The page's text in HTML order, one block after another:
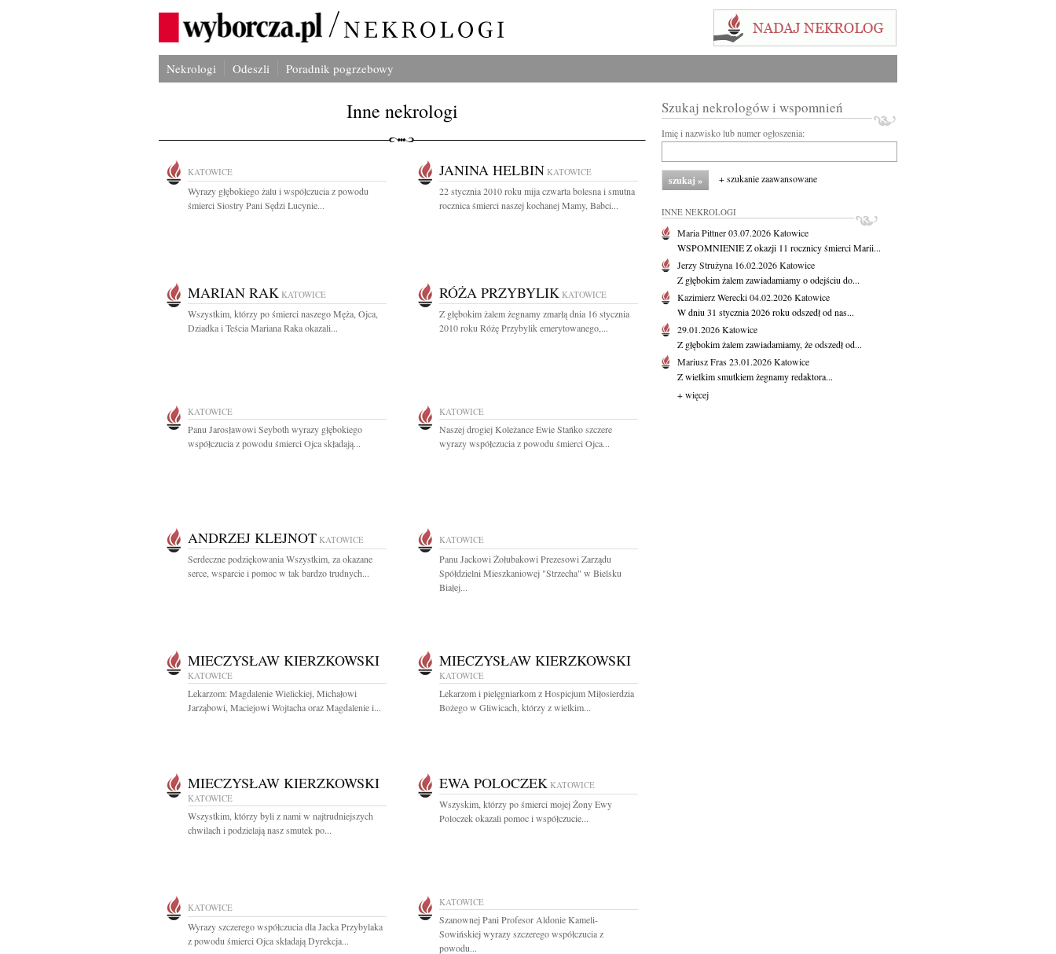
Nekrologi Odeszli Poradnik pogrzebowy
Inne nekrologi
KATOWICE
Wyrazy głębokiego żalu i współczucia z powodu
śmierci Siostry Pani Sędzi Lucynie...
JANINA HELBIN KATOWICE
22 stycznia 2010 roku mija czwarta bolesna i smutna
rocznica śmierci naszej kochanej Mamy, Babci...
MARIAN RAK KATOWICE
Wszystkim, którzy po śmierci naszego Męża, Ojca,
Dziadka i Teścia Mariana Raka okazali...
RÓŻA PRZYBYLIK KATOWICE
Z głębokim żalem żegnamy zmarłą dnia 16 stycznia
2010 roku Różę Przybylik emerytowanego,...
KATOWICE
Panu Jarosławowi Seyboth wyrazy głębokiego
współczucia z powodu śmierci Ojca składają...
KATOWICE
Naszej drogiej Koleżance Ewie Stańko szczere
wyrazy współczucia z powodu śmierci Ojca...
ANDRZEJ KLEJNOT KATOWICE
Serdeczne podziękowania Wszystkim, za okazane
serce, wsparcie i pomoc w tak bardzo trudnych...
KATOWICE
Panu Jackowi Żołubakowi Prezesowi Zarządu
Spółdzielni Mieszkaniowej "Strzecha" w Bielsku
Białej...
MIECZYSŁAW KIERZKOWSKI
KATOWICE
Lekarzom: Magdalenie Wielickiej, Michałowi
Jarząbowi, Maciejowi Wojtacha oraz Magdalenie i...
MIECZYSŁAW KIERZKOWSKI
KATOWICE
Lekarzom i pielęgniarkom z Hospicjum Miłosierdzia
Bożego w Gliwicach, którzy z wielkim...
MIECZYSŁAW KIERZKOWSKI
KATOWICE
Wszystkim, którzy byli z nami w najtrudniejszych
chwilach i podzielają nasz smutek po...
EWA POLOCZEK KATOWICE
Wszyskim, którzy po śmierci mojej Żony Ewy
Poloczek okazali pomoc i współczucie...
KATOWICE
Wyrazy szczerego współczucia dla Jacka Przybylaka
z powodu śmierci Ojca składają Dyrekcja...
KATOWICE
Szanownej Pani Profesor Aldonie Kameli-
Sowińskiej wyrazy szczerego współczucia z
powodu...
Szukaj nekrologów i wspomnień
Imię i nazwisko lub numer ogłoszenia:
+ szukanie zaawansowane
INNE NEKROLOGI
Maria Pittner03.07.2026Katowice
WSPOMNIENIE Z okazji 11 rocznicy śmierci Marii...
Jerzy Strużyna 16.02.2026Katowice
Z głębokim żalem zawiadamiamy o odejściu do...
Kazimierz Werecki04.02.2026Katowice
W dniu 31 stycznia 2026 roku odszedł od nas...
29.01.2026Katowice
Z głębokim żalem zawiadamiamy, że odszedł od...
Mariusz Fras23.01.2026Katowice
Z wielkim smutkiem żegnamy redaktora...
+ więcej